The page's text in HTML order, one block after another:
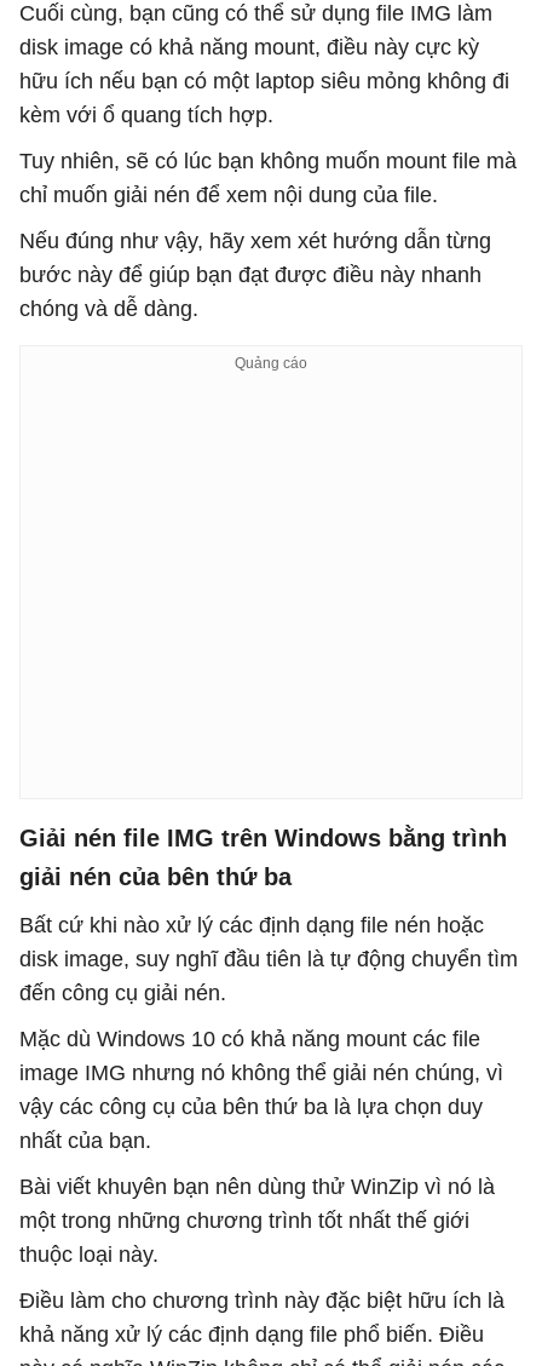
Cuối cùng, bạn cũng có thể sử dụng file IMG làm
disk image có khả năng mount, điều này cực kỳ
hữu ích nếu bạn có một laptop siêu mỏng không đi
kèm với ổ quang tích hợp.
Tuy nhiên, sẽ có lúc bạn không muốn mount file mà
chỉ muốn giải nén để xem nội dung của file.
Nếu đúng như vậy, hãy xem xét hướng dẫn từng
bước này để giúp bạn đạt được điều này nhanh
chóng và dễ dàng.
Giải nén file IMG trên Windows bằng trình
giải nén của bên thứ ba
Bất cứ khi nào xử lý các định dạng file nén hoặc
disk image, suy nghĩ đầu tiên là tự động chuyển tìm
đến công cụ giải nén.
Mặc dù Windows 10 có khả năng mount các file
image IMG nhưng nó không thể giải nén chúng, vì
vậy các công cụ của bên thứ ba là lựa chọn duy
nhất của bạn.
Bài viết khuyên bạn nên dùng thử WinZip vì nó là
một trong những chương trình tốt nhất thế giới
thuộc loại này.
Điều làm cho chương trình này đặc biệt hữu ích là
khả năng xử lý các định dạng file phổ biến. Điều